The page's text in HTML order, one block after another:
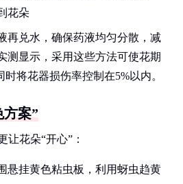
花朵
再兑水，确保药液均匀分散，减
测显示，采用这些方法可使花期
将花器损伤率控制在5%以内。
案”
让花朵“开心”：
悬挂黄色粘虫板，利用蚜虫趋黄